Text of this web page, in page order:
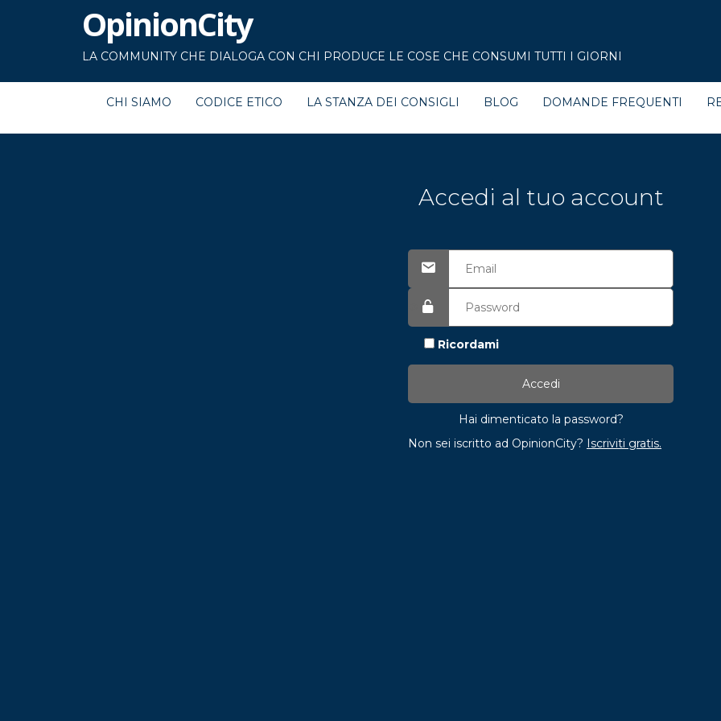
OpinionCity
LA COMMUNITY CHE DIALOGA CON CHI PRODUCE LE COSE CHE CONSUMI TUTTI I GIORNI
CHI SIAMO CODICE ETICO LA STANZA DEI CONSIGLI BLOG DOMANDE FREQUENTI
Accedi al tuo account
Ricordami
Hai dimenticato la password?
Non sei iscritto ad OpinionCity? Iscriviti gratis.